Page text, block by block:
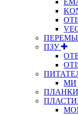
ПЗУ
МИ
ПЛАНКИ